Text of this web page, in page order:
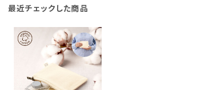
最近チェックした商品